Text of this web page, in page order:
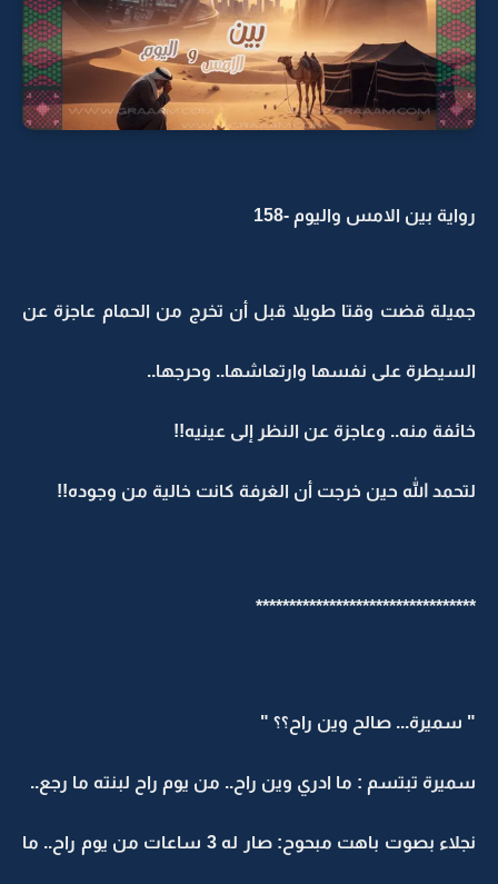
رواية بين الامس واليوم -158
جميلة قضت وقتا طويلا قبل أن تخرج من الحمام عاجزة عن
السيطرة على نفسها وارتعاشها.. وحرجها..
خائفة منه.. وعاجزة عن النظر إلى عينيه!!
لتحمد الله حين خرجت أن الغرفة كانت خالية من وجوده!!
*********************************
" سميرة... صالح وين راح؟؟ "
سميرة تبتسم : ما ادري وين راح.. من يوم راح لبنته ما رجع..
نجلاء بصوت باهت مبحوح: صار له 3 ساعات من يوم راح.. ما